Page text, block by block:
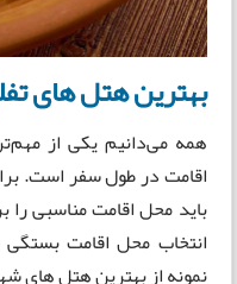
بهترین هتل های
همه می‌دانیم یکی از
اقامت در طول سفر است.
باید محل اقامت مناسبی را
انتخاب محل اقامت
نمونه از بهترین هتل های